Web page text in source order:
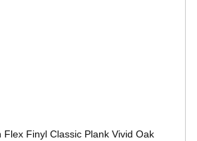
Flex Finyl Classic Plank Vivid Oak